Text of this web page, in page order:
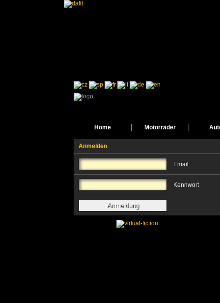
Home Motorräder
Anmelden
Email
Kennwort